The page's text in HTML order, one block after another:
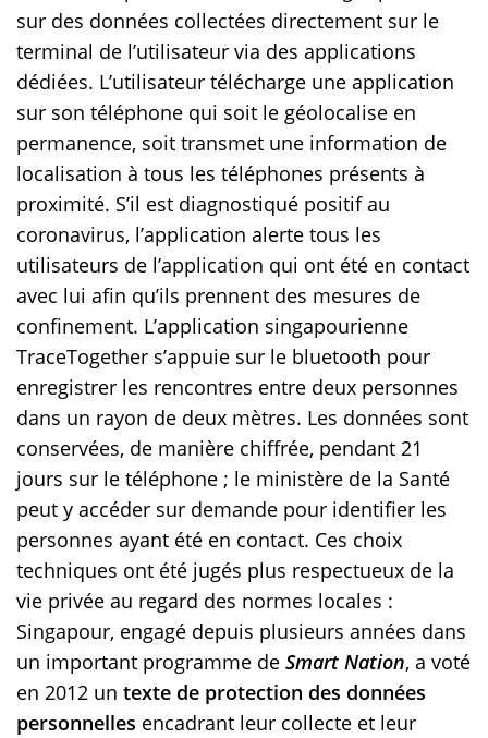
sur des données collectées directement sur le
terminal de l’utilisateur via des applications
dédiées. L’utilisateur télécharge une application
sur son téléphone qui soit le géolocalise en
permanence, soit transmet une information de
localisation à tous les téléphones présents à
proximité. S’il est diagnostiqué positif au
coronavirus, l’application alerte tous les
utilisateurs de l’application qui ont été en contact
avec lui afin qu’ils prennent des mesures de
confinement. L’application singapourienne
TraceTogether s’appuie sur le bluetooth pour
enregistrer les rencontres entre deux personnes
dans un rayon de deux mètres. Les données sont
conservées, de manière chiffrée, pendant 21
jours sur le téléphone ; le ministère de la Santé
peut y accéder sur demande pour identifier les
personnes ayant été en contact. Ces choix
techniques ont été jugés plus respectueux de la
vie privée au regard des normes locales :
Singapour, engagé depuis plusieurs années dans
un important programme de Smart Nation, a voté
en 2012 un texte de protection des données
personnelles encadrant leur collecte et leur